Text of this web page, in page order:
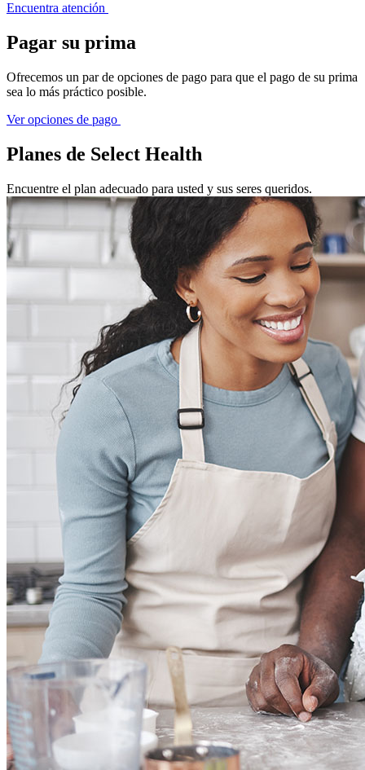
Encuentra atención
Pagar su prima
Ofrecemos un par de opciones de pago para que el pago de su prima
sea lo más práctico posible.
Ver opciones de pago
Planes de Select Health
Encuentre el plan adecuado para usted y sus seres queridos.